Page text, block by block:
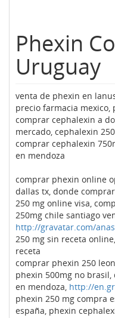
Phexin
Uruguay
venta de phexin en
precio farmacia
comprar cephalexin a
mercado, cephalexin
comprar cephalexin
en mendoza
comprar phexin online
dallas tx, donde
250 mg online visa,
250mg chile santiago
http://gravatar.com/
250 mg sin receta
receta
comprar phexin 250
phexin 500mg no
en mendoza, http://
phexin 250 mg compra
españa, phexin